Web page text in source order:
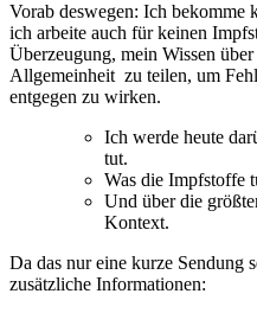
Vorab deswegen: Ich bekomme
ich arbeite auch für keinen
Überzeugung, mein Wissen
Allgemeinheit zu teilen, um
entgegen zu wirken.
Ich werde heute
tut.
Was die Impfstoffe
Und über die
Kontext.
Da das nur eine kurze Sendung
zusätzliche Informationen: